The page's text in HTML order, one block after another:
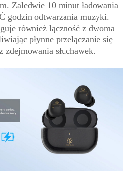
Zaledwie 10 minut ładowania
godzin odtwarzania muzyki.
również łączność z dwoma
płynne przełączanie się
zdejmowania słuchawek.